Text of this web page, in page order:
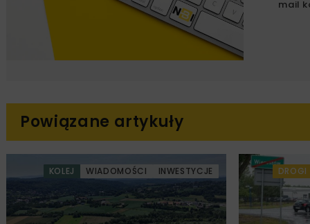
mail
Powiązane artykuły
KOLEJ WIADOMOŚCI INWESTYCJE DROGI